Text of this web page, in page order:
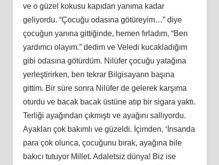
ve o güzel kokusu kapıdan yanıma kadar
geliyordu. “Çocuğu odasına götüreyim…” diye
çocuğun yanına gittiğinde, hemen fırladım, “Ben
yardımcı olayım.” dedim ve Veledi kucakladığım
gibi odasına götürdüm. Nilüfer çocuğu yatağına
yerleştirirken, ben tekrar Bilgisayarın başına
gittim. Bir süre sonra Nilüfer de gelerek karşıma
oturdu ve bacak bacak üstüne atıp bir sigara yaktı.
Terliği ayağından çıkmıştı ve ayağını sallıyordu.
Ayakları çok bakımlı ve güzeldi. İçimden, ‘İnsanda
para çok olunca, çocuğunu bırak, ayağına bile
bakıcı tutuyor Millet. Adaletsiz dünya! Biz ise